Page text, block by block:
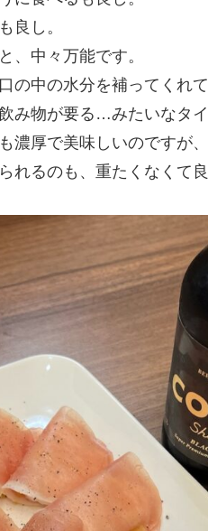
良し。
、中々万能です。
の中の水分を補ってくれ
み物が要る…みたいなタ
濃厚で美味しいのですが
れるのも、重たくなくて